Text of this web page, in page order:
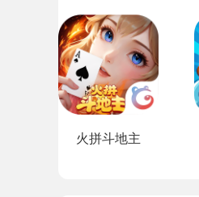
火拼斗地主